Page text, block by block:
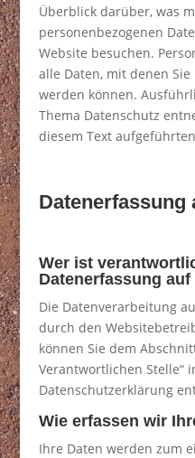
Überblick darüber, was
personenbezogenen
Website besuchen.
alle Daten, mit denen
werden können.
Thema Datenschutz
diesem Text
Datenerfassung
Wer ist
Datenerfassung
Die Datenverarbeitung
durch den
können Sie dem
Verantwortlichen Stelle“
Datenschutzerklärung
Wie erfassen wir
Ihre Daten werden zum